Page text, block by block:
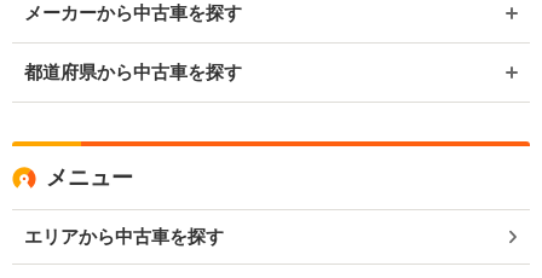
メーカーから中古車を探す
都道府県から中古車を探す
メニュー
エリアから中古車を探す